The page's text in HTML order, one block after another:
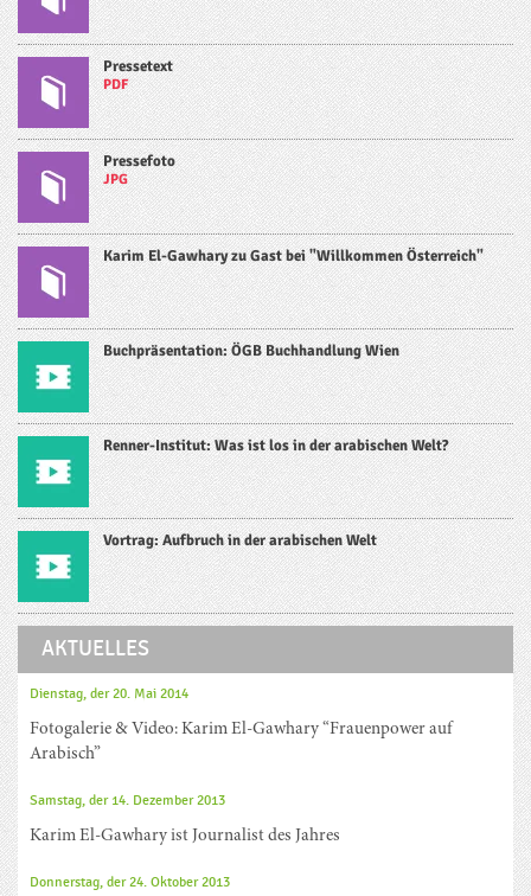
Pressetext
PDF
Pressefoto
JPG
Karim El-Gawhary zu Gast bei "Willkommen Österreich"
Buchpräsentation: ÖGB Buchhandlung Wien
Renner-Institut: Was ist los in der arabischen Welt?
Vortrag: Aufbruch in der arabischen Welt
AKTUELLES
Dienstag, der 20. Mai 2014
Fotogalerie & Video: Karim El-Gawhary “Frauenpower auf
Arabisch”
Samstag, der 14. Dezember 2013
Karim El-Gawhary ist Journalist des Jahres
Donnerstag, der 24. Oktober 2013